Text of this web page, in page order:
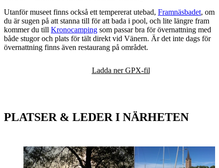
Utanför museet finns också ett tempererat utebad, Framnäsbadet, om
du är sugen på att stanna till för att bada i pool, och lite längre fram
kommer du till Kronocamping som passar bra för övernattning med
både stugor och plats för tält direkt vid Vänern. Är det inte dags för
övernattning finns även restaurang på området.
Ladda ner GPX-fil
PLATSER & LEDER I NÄRHETEN